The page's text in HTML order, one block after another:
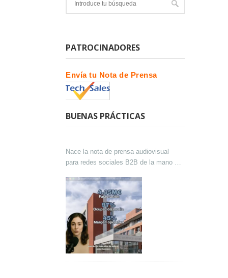
PATROCINADORES
Envía tu Nota de Prensa
BUENAS PRÁCTICAS
Nace la nota de prensa audiovisual
para redes sociales B2B de la mano de